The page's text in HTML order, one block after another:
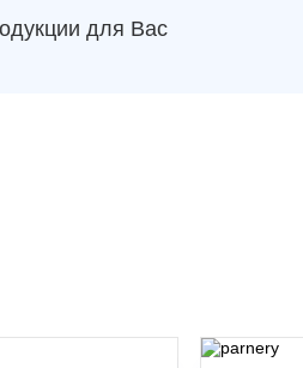
для Вас